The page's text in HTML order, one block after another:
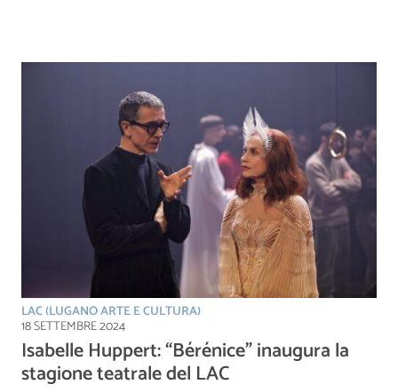
LAC (LUGANO ARTE E CULTURA)
18 SETTEMBRE 2024
Isabelle Huppert: “Bérénice” inaugura la
stagione teatrale del LAC